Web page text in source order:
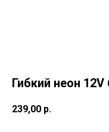
Гибкий неон
239,00 р.